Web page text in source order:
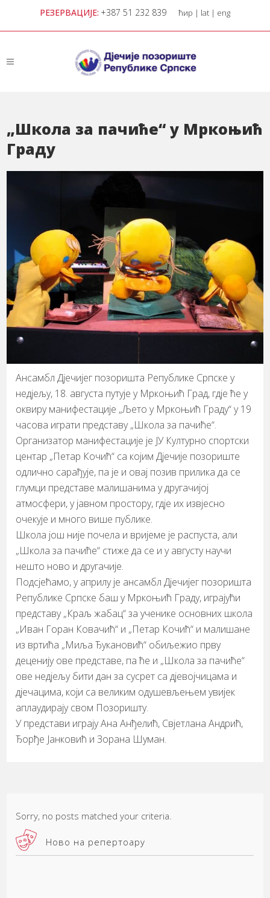
РЕЗЕРВАЦИЈЕ: +387 51 232 839 ћир | lat | eng
„Школа за пачиће“ у Мркоњић
Граду
Ансамбл Дјечијег позоришта Републике Српске у
недјељу, 18. августа путује у Мркоњић Град, гдје ће у
оквиру манифестације „Љето у Мркоњић Граду“ у 19
часова играти представу „Школа за пачиће“.
Организатор манифестације је ЈУ Културно спортски
центар „Петар Кочић“ са којим Дјечије позориште
одлично сарађује, па је и овај позив прилика да се
глумци представе малишанима у другачијој
атмосфери, у јавном простору, гдје их извјесно
очекује и много више публике.
Школа још није почела и вријеме је распуста, али
„Школа за пачиће“ стиже да се и у августу научи
нешто ново и другачије.
Подсјећамо, у априлу је ансамбл Дјечијег позоришта
Републике Српске баш у Мркоњић Граду, играјући
представу „Краљ жабац“ за ученике основних школа
„Иван Горан Ковачић“ и „Петар Кочић“ и малишане
из вртића „Миља Ђукановић“ обиљежио прву
деценију ове представе, па ће и „Школа за пачиће“
ове недјељу бити дан за сусрет са дјевојчицама и
дјечацима, који са великим одушевљењем увијек
аплаудирају свом Позоришту.
У представи играју Ана Анђелић, Свјетлана Андрић,
Ђорђе Јанковић и Зорана Шуман.
Sorry, no posts matched your criteria.
Ново на репертоару